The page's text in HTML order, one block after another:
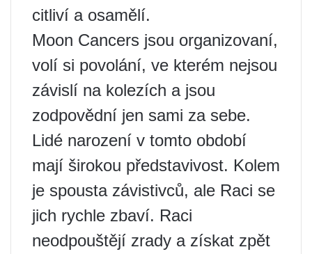
citliví a osamělí.
Moon Cancers jsou organizovaní,
volí si povolání, ve kterém nejsou
závislí na kolezích a jsou
zodpovědní jen sami za sebe.
Lidé narození v tomto období
mají širokou představivost. Kolem
je spousta závistivců, ale Raci se
jich rychle zbaví. Raci
neodpouštějí zrady a získat zpět